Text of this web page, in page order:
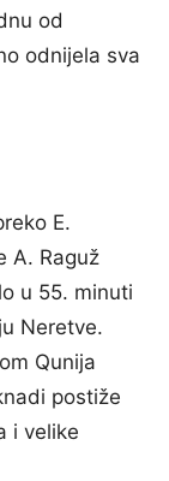
od
odnijela sva
E.
A. Raguž
u 55. minuti
Neretve.
Qunija
postiže
i velike